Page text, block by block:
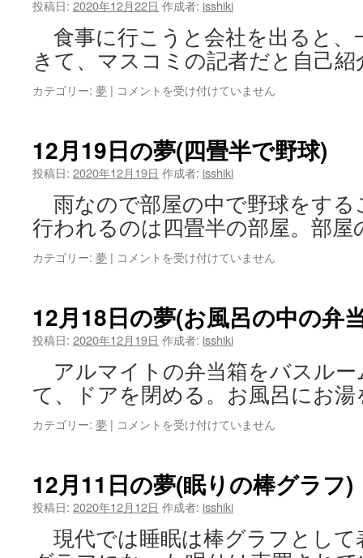
エ
フ
ェ
ス)
は
投稿日: 2020年12月22日 作成者: isshiki
食事に行こうと会社を出ると、
きて、マスコミの記者だと自己
カテゴリー: 夢 | 12
日
の
夢
者
と
同
行)
は
コメントを受け付けていません
12月19日の夢(四畳半で野球)
投稿日: 2020年12月19日 作成者: isshiki
雨なので部屋の中で野球をする
行われるのは四畳半の部屋。部
カテゴリー: 夢 | 12
日
の
夢
畳
半
で
野
球)
コメントを受け付けていません
12月18日の夢(お風呂の中の弁
投稿日: 2020年12月19日 作成者: isshiki
アルマイトの弁当箱をバスルー
て、ドアを閉める。お風呂にお
カテゴリー: 夢 | 12
日
の
夢
風
呂
コメントを受け付けていません
12月11日の夢(眠りの棒グラフ)
投稿日: 2020年12月12日 作成者: isshiki
現代では睡眠は棒グラフとして